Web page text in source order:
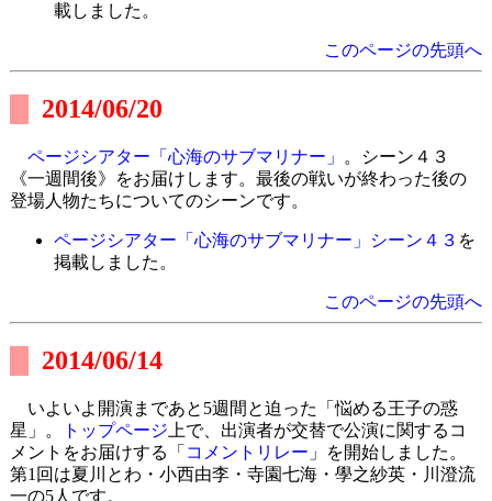
載しました。
このページの先頭へ
2014/06/20
ページシアター「心海のサブマリナー」
。シーン４３
《一週間後》をお届けします。最後の戦いが終わった後の
登場人物たちについてのシーンです。
ページシアター「心海のサブマリナー」シーン４３ を
掲載しました。
このページの先頭へ
2014/06/14
いよいよ開演まであと5週間と迫った「悩める王子の惑
星」。
トップページ 上で、出演者が交替で公演に関するコ
メントをお届けする「 コメントリレー 」を開始しました。
第1回は夏川とわ・小西由李・寺園七海・學之紗英・川澄流
一の5人です。